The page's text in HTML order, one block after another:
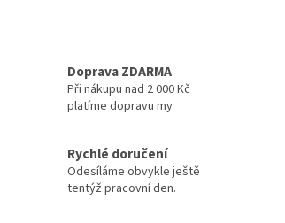
Doprava ZDARMA
Při nákupu nad 2 000 Kč
platíme dopravu my
Rychlé doručení
Odesíláme obvykle ještě
tentýž pracovní den.